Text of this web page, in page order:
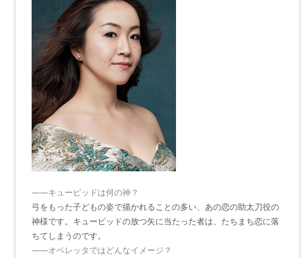
――キューピッドは何の神？
弓をもった子どもの姿で描かれることの多い、あの恋の助太刀役の
神様です。キューピッドの放つ矢に当たった者は、たちまち恋に落
ちてしまうのです。
――オペレッタではどんなイメージ？